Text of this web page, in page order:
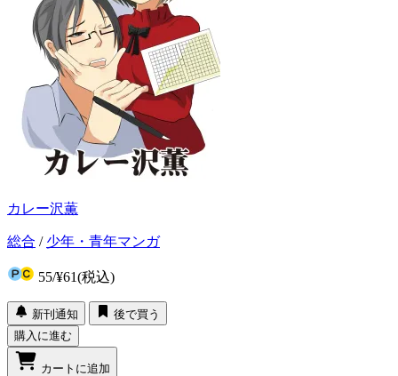
カレー沢薫
総合 / 少年・青年マンガ
55/¥61(税込)
新刊通知
後で買う
購入に進む
カートに追加